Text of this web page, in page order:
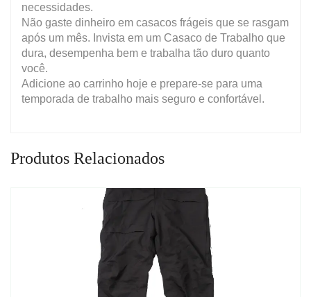
necessidades.
Não gaste dinheiro em casacos frágeis que se rasgam
após um mês. Invista em um Casaco de Trabalho que
dura, desempenha bem e trabalha tão duro quanto
você.
Adicione ao carrinho hoje e prepare-se para uma
temporada de trabalho mais seguro e confortável.
Produtos Relacionados